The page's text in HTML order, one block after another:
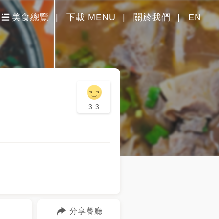
美食總覽 下載 MENU 關於我們 EN
3.3
分享餐廳